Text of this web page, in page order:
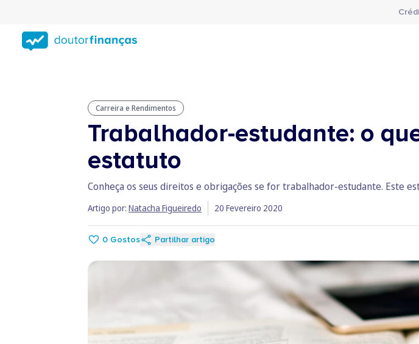
conteúdo
principal
Carreira e Rendimentos
Trabalhador-estudante: o
estatuto
Conheça os seus direitos e obrigações se for trabalhador-estudante. Este
Artigo por: Natacha Figueiredo 20 Fevereiro 2020
0 Gostos Partilhar artigo